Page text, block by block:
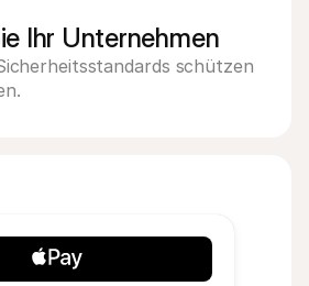
Ihr Unternehmen
schützen